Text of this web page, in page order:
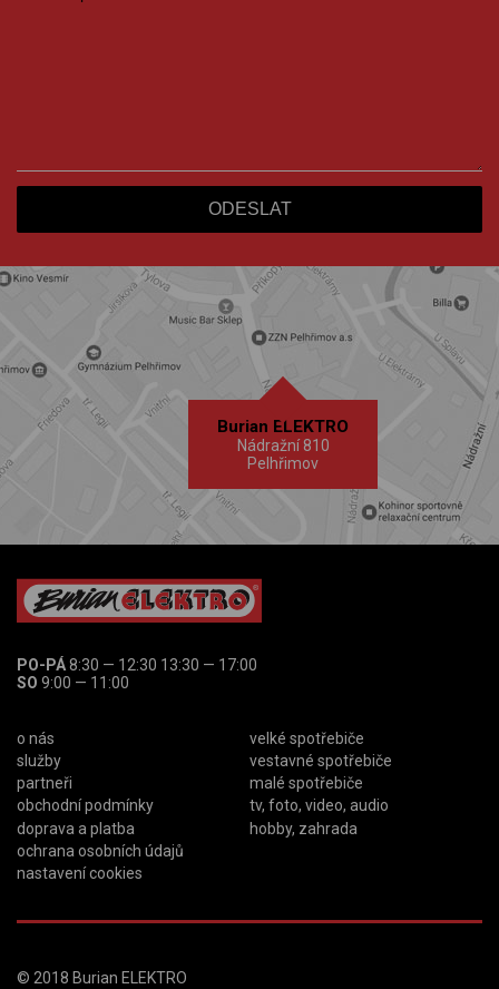
Burian ELEKTRO
Nádražní 810
Pelhřimov
PO-PÁ8:30 — 12:30 13:30 — 17:00
SO 9:00 — 11:00
o nás
služby
partneři
obchodní podmínky
doprava a platba
ochrana osobních údajů
nastavení cookies
velké spotřebiče
vestavné spotřebiče
malé spotřebiče
tv, foto, video, audio
hobby, zahrada
© 2018 Burian ELEKTRO